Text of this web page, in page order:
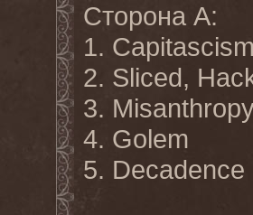
Сторона А:
1.
2. Sliced,
3.
4. Golem
5. Decadence